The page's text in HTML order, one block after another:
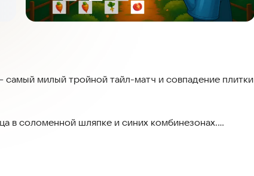
милый тройной тайл-матч и совпадение плитки
в соломенной шляпке и синих комбинезонах.
домик в самый уютный уголок!